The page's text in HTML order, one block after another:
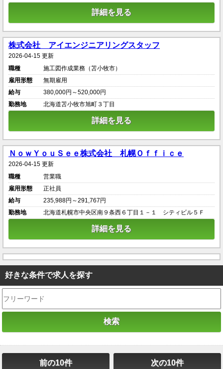
詳細を見る
株式会社 アイエンジニアリングスタッフ
2026-04-15 更新
職種
施工図作成業務（苫小牧市）
雇用形態
無期雇用
給与
380,000円～520,000円
勤務地
北海道苫小牧市旭町３丁目
詳細を見る
ＮｏｗＹｏｕＳｅｅ株式会社 札幌Ｏｆｆｉｃｅ
2026-04-15 更新
職種
営業職
雇用形態
正社員
給与
235,988円～291,767円
勤務地
北海道札幌市中央区南９条西６丁目１－１ シティビル５Ｆ
詳細を見る
好きな条件で求人を探す
前の10件 次の10件